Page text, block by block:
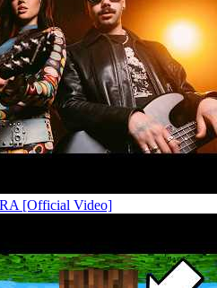
[Official Video]